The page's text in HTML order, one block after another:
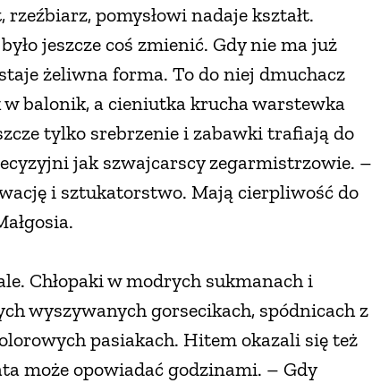
pomysłowi nadaje kształt.
jeszcze coś zmienić. Gdy nie ma już
żeliwna forma. To do niej dmuchacz
balonik, a cieniutka krucha warstewka
tylko srebrzenie i zabawki trafiają do
jak szwajcarscy zegarmistrzowie. –
i sztukatorstwo. Mają cierpliwość do
Chłopaki w modrych sukmanach i
wyszywanych gorsecikach, spódnicach z
pasiakach. Hitem okazali się też
może opowiadać godzinami. – Gdy